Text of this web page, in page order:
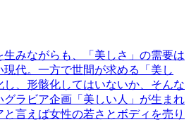
生みながらも、「美しさ」の需要は
代。一方で世間が求める「美し
し、形骸化してはいないか、そんな
グラビア企画「美しい人」が生まれ
と言えば女性の若さとボディを売り